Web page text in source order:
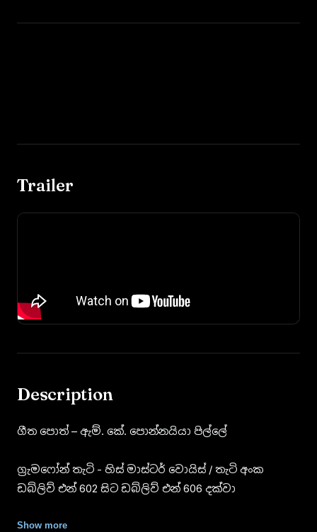
Trailer
Description
ගීත පොත් – ඇම්. කේ. පොන්නයියා පිල්ලේ
ග්‍රැමෆෝන් තැටි - හිස් මාස්ටර් වොයිස් / තැටි අංක
ඩබ්ලිව් එන් 602 සිට ඩබ්ලිව් එන් 606 දක්වා
සිරියලතා නිශ්පාදනය කිරීම සඳහා ණය මුදලක්
Show more